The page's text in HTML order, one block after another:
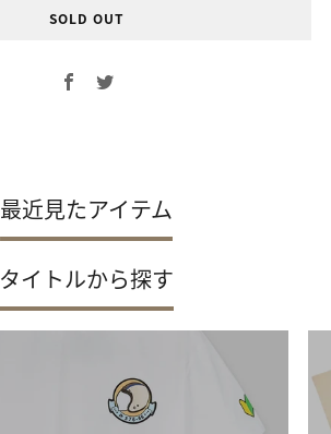
SOLD OUT
Facebook
Twitter
最近見たアイテム
タイトルから探す